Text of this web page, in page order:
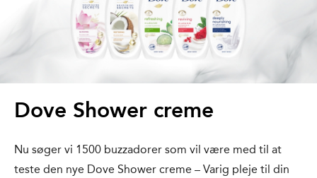
Dove Shower creme
Nu søger vi 1500 buzzadorer som vil være med til at
teste den nye Dove Shower creme – Varig pleje til din